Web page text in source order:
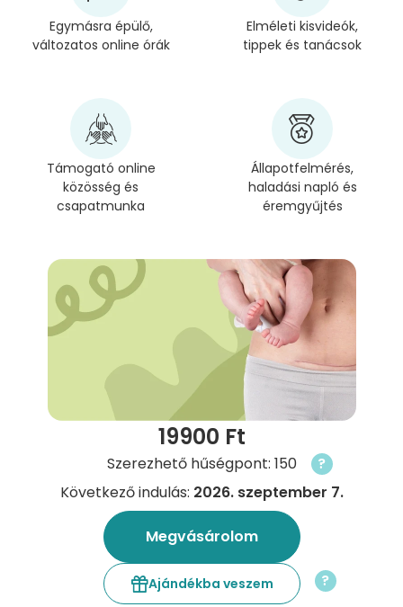
Egymásra épülő,
változatos online órák
Elméleti kisvideók,
tippek és tanácsok
Támogató online
közösség és
csapatmunka
Állapotfelmérés,
haladási napló és
éremgyűjtés
19900 Ft
Szerezhető hűségpont: 150
?
Következő indulás: 2026. szeptember 7.
Megvásárolom
Ajándékba veszem ?